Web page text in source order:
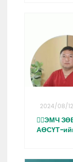
2024/08/12
👩‍⚕️ЭМЧ
АӨСҮТ-